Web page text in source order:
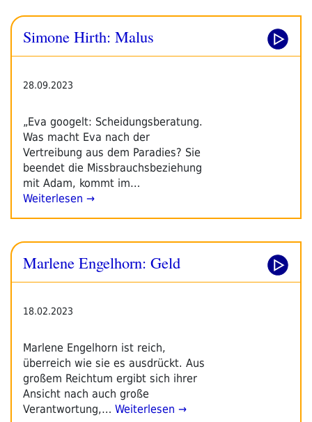
Simone Hirth: Malus
28.09.2023
„Eva googelt: Scheidungsberatung.
Was macht Eva nach der
Vertreibung aus dem Paradies? Sie
beendet die Missbrauchsbeziehung
mit Adam, kommt im…
Weiterlesen →
Marlene Engelhorn: Geld
18.02.2023
Marlene Engelhorn ist reich,
überreich wie sie es ausdrückt. Aus
großem Reichtum ergibt sich ihrer
Ansicht nach auch große
Verantwortung,… Weiterlesen →